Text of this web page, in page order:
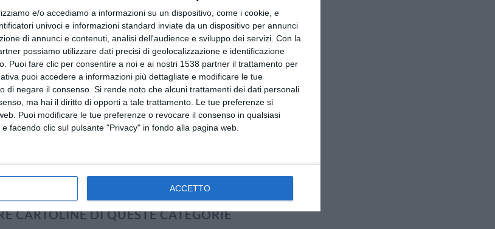
e/o accediamo a informazioni su un dispositivo, come i cookie, e
univoci e informazioni standard inviate da un dispositivo per annunci
di annunci e contenuti, analisi dell'audience e sviluppo dei servizi. Con la
possiamo utilizzare dati precisi di geolocalizzazione e identificazione
Puoi fare clic per consentire a noi e ai nostri 1538 partner il trattamento per
puoi accedere a informazioni più dettagliate e modificare le tue
di negare il consenso. Si rende noto che alcuni trattamenti dei dati personali
ma hai il diritto di opporti a tale trattamento. Le tue preferenze si
Puoi modificare le tue preferenze o revocare il consenso in qualsiasi
facendo clic sul pulsante "Privacy" in fondo alla pagina web.
ACCETTO
INVIA QUESTA CARTOLINA
via Email (GRATUITO)
Facebook, Twitter, WhatsApp, ...
CARTOLINE DI QUESTE CATEGORIE